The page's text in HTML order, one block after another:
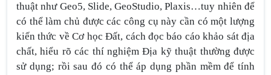
thuật như Geo5, Slide, GeoStudio, Plaxis…tuy nhiên để
có thể làm chủ được các công cụ này cần có một lượng
kiến thức về Cơ học Đất, cách đọc báo cáo khảo sát địa
chất, hiểu rõ các thí nghiệm Địa kỹ thuật thường được
sử dụng; rồi sau đó có thể áp dụng phần mềm để tính